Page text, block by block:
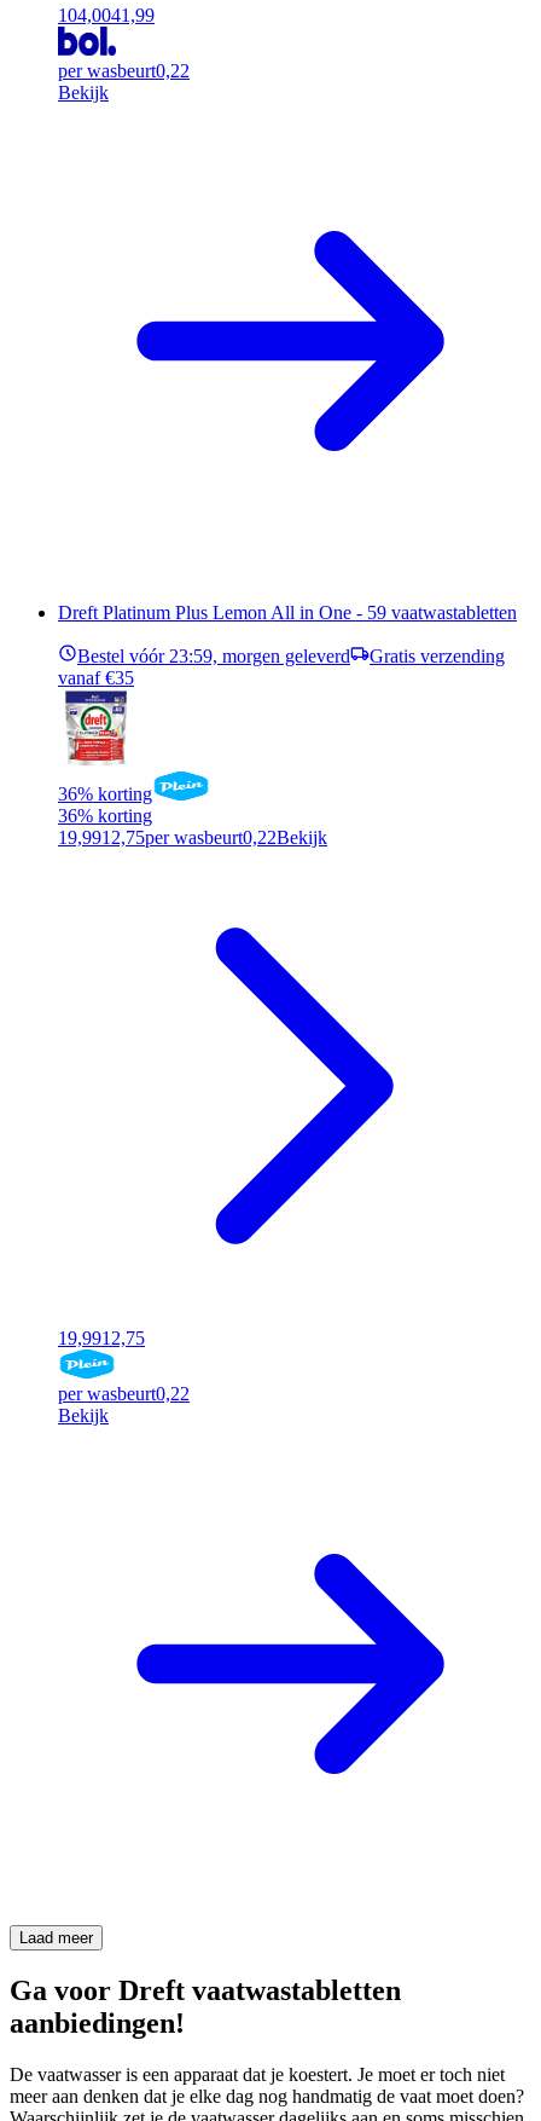
104,0041,99
per wasbeurt0,22
Bekijk
Dreft Platinum Plus Lemon All in One - 59 vaatwastabletten
Bestel vóór 23:59, morgen geleverd
Gratis verzending
vanaf €35
36% korting
36% korting
19,9912,75per wasbeurt0,22Bekijk
19,9912,75
per wasbeurt0,22
Bekijk
Laad meer
Ga voor Dreft vaatwastabletten
aanbiedingen!
De vaatwasser is een apparaat dat je koestert. Je moet er toch niet
meer aan denken dat je elke dag nog handmatig de vaat moet doen?